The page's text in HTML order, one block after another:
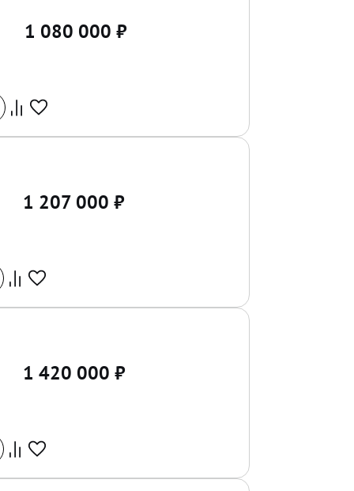
1 080 000 ₽
1 207 000 ₽
1 420 000 ₽